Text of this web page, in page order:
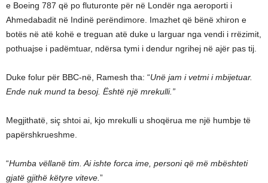
e Boeing 787 që po fluturonte për në Londër nga aeroporti i
Ahmedabadit në Indinë perëndimore. Imazhet që bënë xhiron e
botës në atë kohë e treguan atë duke u larguar nga vendi i rrëzimit,
pothuajse i padëmtuar, ndërsa tymi i dendur ngrihej në ajër pas tij.
Duke folur për BBC-në, Ramesh tha: “Unë jam i vetmi i mbijetuar.
Ende nuk mund ta besoj. Është një mrekulli.”
Megjithatë, siç shtoi ai, kjo mrekulli u shoqërua me një humbje të
papërshkrueshme.
“Humba vëllanë tim. Ai ishte forca ime, personi që më mbështeti
gjatë gjithë këtyre viteve. ”